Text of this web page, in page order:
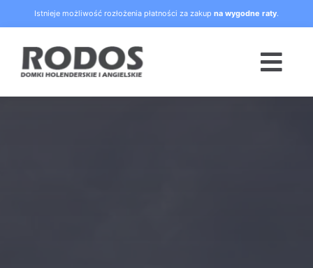
to
content
Istnieje możliwość rozłożenia płatności za zakup na wygodne raty.